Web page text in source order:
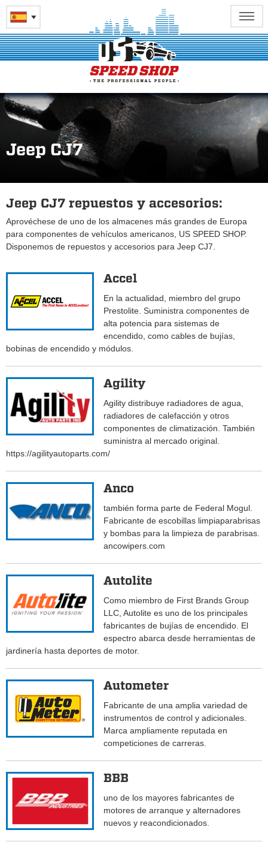
Jeep CJ7
Jeep CJ7 repuestos y accesorios:
Aprovéchese de uno de los almacenes más grandes de Europa
para componentes de vehículos americanos, US SPEED SHOP.
Disponemos de repuestos y accesorios para Jeep CJ7.
Accel
En la actualidad, miembro del grupo
Prestolite. Suministra componentes de
alta potencia para sistemas de
encendido, como cables de bujías,
bobinas de encendido y módulos.
Agility
Agility distribuye radiadores de agua,
radiadores de calefacción y otros
componentes de climatización. También
suministra al mercado original.
https://agilityautoparts.com/
Anco
también forma parte de Federal Mogul.
Fabricante de escobillas limpiaparabrisas
y bombas para la limpieza de parabrisas.
ancowipers.com
Autolite
Como miembro de First Brands Group
LLC, Autolite es uno de los principales
fabricantes de bujías de encendido. El
espectro abarca desde herramientas de
jardinería hasta deportes de motor.
Autometer
Fabricante de una amplia variedad de
instrumentos de control y adicionales.
Marca ampliamente reputada en
competiciones de carreras.
BBB
uno de los mayores fabricantes de
motores de arranque y alternadores
nuevos y reacondicionados.